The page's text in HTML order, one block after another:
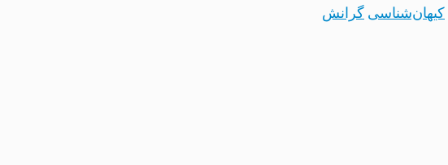
کیهان‌شناسی گرانش